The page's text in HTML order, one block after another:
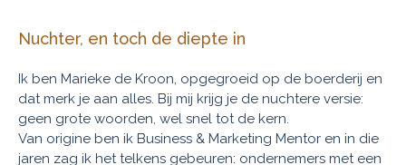
Nuchter, en toch de diepte in
Ik ben Marieke de Kroon, opgegroeid op de boerderij en
dat merk je aan alles. Bij mij krijg je de nuchtere versie:
geen grote woorden, wel snel tot de kern.
Van origine ben ik Business & Marketing Mentor en in die
jaren zag ik het telkens gebeuren: ondernemers met een